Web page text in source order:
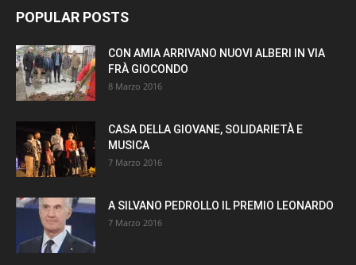
POPULAR POSTS
CON AMIA ARRIVANO NUOVI ALBERI IN VIA
FRÀ GIOCONDO
8 Marzo 2016
CASA DELLA GIOVANE, SOLIDARIETÀ E
MUSICA
7 Marzo 2016
A SILVANO PEDROLLO IL PREMIO LEONARDO
7 Marzo 2016